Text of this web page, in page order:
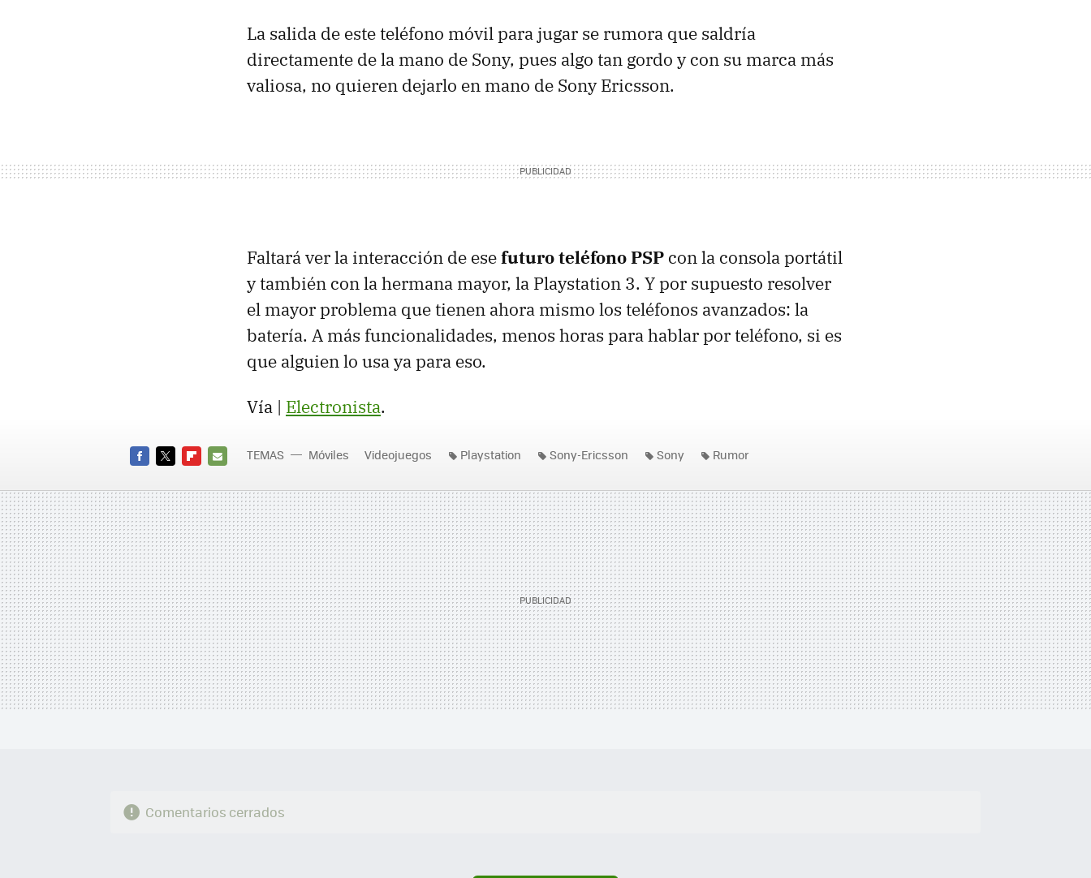
La salida de este teléfono móvil para jugar se rumora que saldría
directamente de la mano de Sony, pues algo tan gordo y con su marca más
valiosa, no quieren dejarlo en mano de Sony Ericsson.
Faltará ver la interacción de esefuturo teléfono PSP con la consola portátil
y también con la hermana mayor, la Playstation 3. Y por supuesto resolver
el mayor problema que tienen ahora mismo los teléfonos avanzados: la
batería. A más funcionalidades, menos horas para hablar por teléfono, si es
que alguien lo usa ya para eso.
Vía | Electronista.
MAIL
TEMAS Móviles Videojuegos Playstation Sony-Ericsson Sony Rumor
Comentarios cerrados